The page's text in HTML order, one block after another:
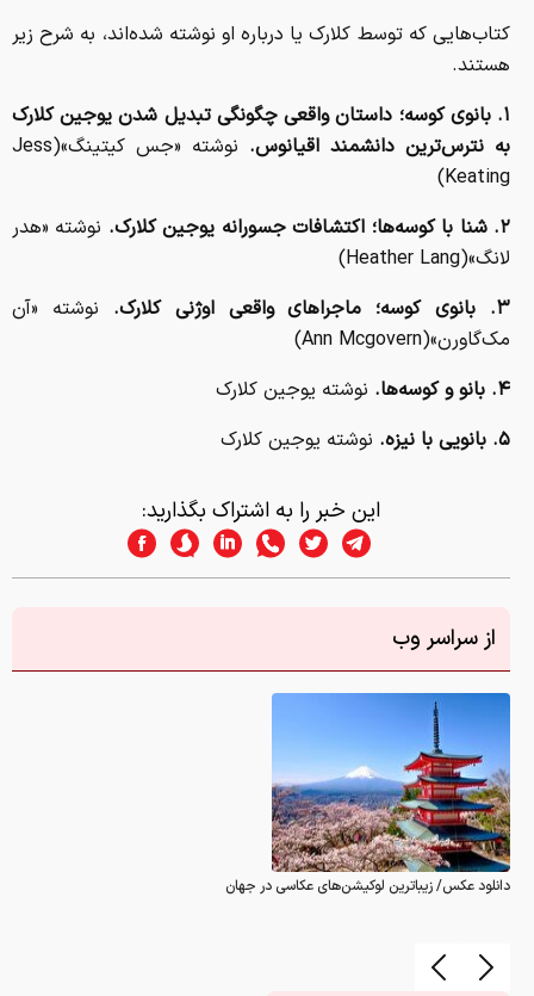
کتاب‌هایی که توسط کلارک یا درباره او نوشته شده‌اند، به شرح زیر
هستند.
۱. بانوی کوسه؛ داستان واقعی چگونگی تبدیل شدن یوجین کلارک
به نترس‌ترین دانشمند اقیانوس.
نوشته «جس کیتینگ»(Jess
Keating)
۲. شنا با کوسه‌ها؛ اکتشافات جسورانه‌ یوجین کلارک.
نوشته «هدر
لانگ»(Heather Lang)
۳. بانوی کوسه؛ ماجراهای واقعی اوژنی کلارک.
نوشته «آن
مک‌گاورن»(Ann Mcgovern)
۴. بانو و کوسه‌ها.
نوشته یوجین کلارک
۵. بانویی با نیزه.
نوشته یوجین کلارک
این خبر را به اشتراک بگذارید:
از سراسر وب
دانلود عکس/ زیباترین لوکیشن‌های عکاسی در جهان